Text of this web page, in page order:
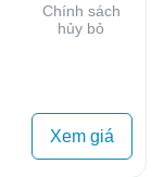
Chính sách
hủy bỏ
Xem giá